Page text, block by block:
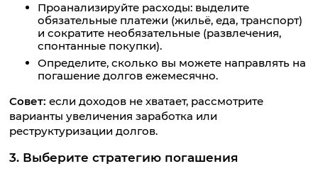
Проанализируйте расходы: выделите
обязательные платежи (жильё, еда, транспорт)
и сократите необязательные (развлечения,
спонтанные покупки).
Определите, сколько вы можете направлять на
погашение долгов ежемесячно.
Совет: если доходов не хватает, рассмотрите
варианты увеличения заработка или
реструктуризации долгов.
3. Выберите стратегию погашения